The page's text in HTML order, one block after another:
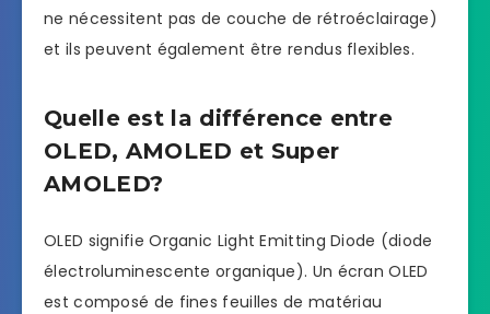
ne nécessitent pas de couche de rétroéclairage)
et ils peuvent également être rendus flexibles.
Quelle est la différence entre
OLED, AMOLED et Super
AMOLED?
OLED signifie Organic Light Emitting Diode (diode
électroluminescente organique). Un écran OLED
est composé de fines feuilles de matériau